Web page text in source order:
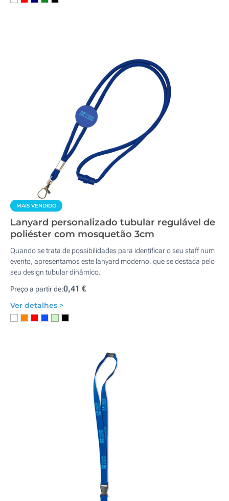
MAIS VENDIDO
Lanyard personalizado tubular regulável de
poliéster com mosquetão 3cm
Quando se trata de possibilidades para identificar o seu staff num
evento, apresentamos este lanyard moderno, que se destaca pelo
seu design tubular dinâmico.
Preço a partir de:0,41 €
Ver detalhes >